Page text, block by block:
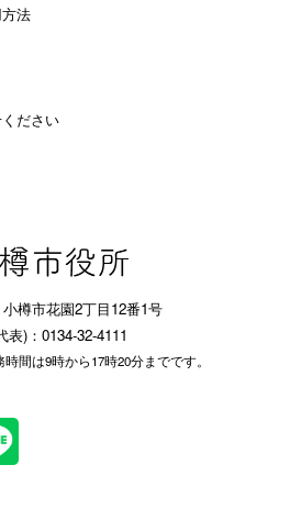
法
ださい
樽市花園2丁目12番1号
表)：0134-32-4111
間は9時から17時20分までです。